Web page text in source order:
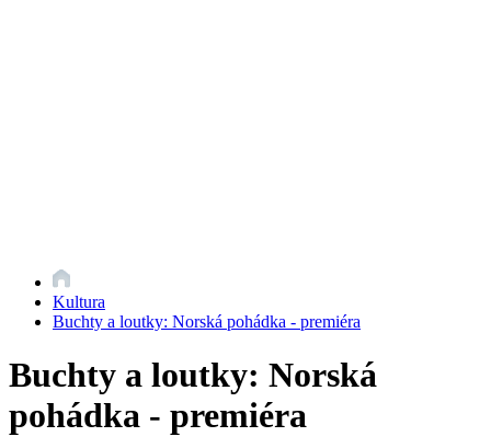
Kultura
Buchty a loutky: Norská pohádka - premiéra
Buchty a loutky: Norská
pohádka - premiéra